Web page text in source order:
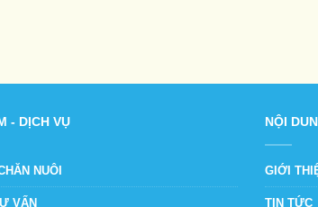
- DỊCH VỤ
NUÔI
VẤN
NỘI
GIỚI
TIN TỨC